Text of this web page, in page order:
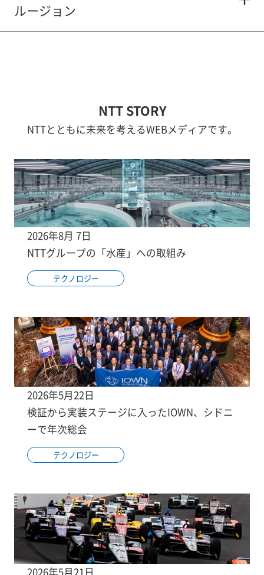
ルージョン
NTT STORY
NTTとともに未来を考えるWEBメディアです。
2026年8月 7日
NTTグループの「水産」への取組み
テクノロジー
2026年5月22日
検証から実装ステージに入ったIOWN、シドニ
ーで年次総会
テクノロジー
2026年5月21日